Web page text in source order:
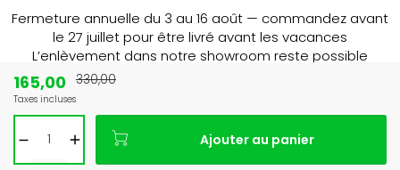
Fermeture annuelle du 3 au 16 août — commandez avant
le 27 juillet pour être livré avant les vacances
L’enlèvement dans notre showroom reste possible
jusqu’au 1er août à 16 h 30.
165,00
Taxes incluses
330,00
Ajouter au panier